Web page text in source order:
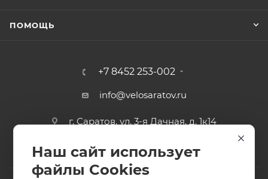
ПОМОЩЬ
+7 8452 253-002
info@velosaratov.ru
г. Саратов, ул. 3-я Дачная, д. 1к14
Наш сайт использует
файлы Cookies